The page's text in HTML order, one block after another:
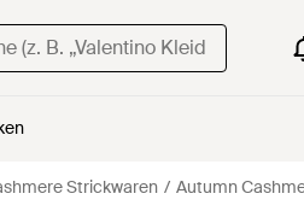
Strickwaren Autumn